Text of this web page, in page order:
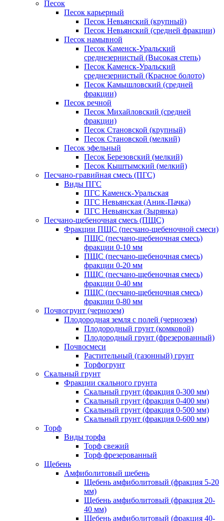
Песок
Песок карьерный
Песок Невьянский (крупный)
Песок Невьянский (средней фракции)
Песок намывной
Песок Каменск-Уральский
среднезернистый (Высокая степь)
Песок Каменск-Уральский
среднезернистый (Красное болото)
Песок Камышловский (средней
фракции)
Песок речной
Песок Михайловский (средней
фракции)
Песок Становской (крупный)
Песок Становской (мелкий)
Песок эфельный
Песок Березовский (мелкий)
Песок Кыштымский (мелкий)
Песчано-гравийная смесь (ПГС)
Виды ПГС
ПГС Каменск-Уральская
ПГС Невьянская (Аник-Пачка)
ПГС Невьянская (Зырянка)
Песчано-щебеночная смесь (ПЩС)
Фракции ПЩС (песчано-щебеночной смеси)
ПЩС (песчано-щебеночная смесь)
фракции 0-10 мм
ПЩС (песчано-щебеночная смесь)
фракции 0-20 мм
ПЩС (песчано-щебеночная смесь)
фракции 0-40 мм
ПЩС (песчано-щебеночная смесь)
фракции 0-80 мм
Почвогрунт (чернозем)
Плодородная земля с полей (чернозем)
Плодородный грунт (комковой)
Плодородный грунт (фрезерованный)
Почвосмеси
Растительный (газонный) грунт
Торфогрунт
Скальный грунт
Фракции скального грунта
Скальный грунт (фракция 0-300 мм)
Скальный грунт (фракция 0-400 мм)
Скальный грунт (фракция 0-500 мм)
Скальный грунт (фракция 0-600 мм)
Торф
Виды торфа
Торф свежий
Торф фрезерованный
Щебень
Амфиболитовый щебень
Щебень амфиболитовый (фракция 5-20
мм)
Щебень амфиболитовый (фракция 20-
40 мм)
Щебень амфиболитовый (фракция 40-